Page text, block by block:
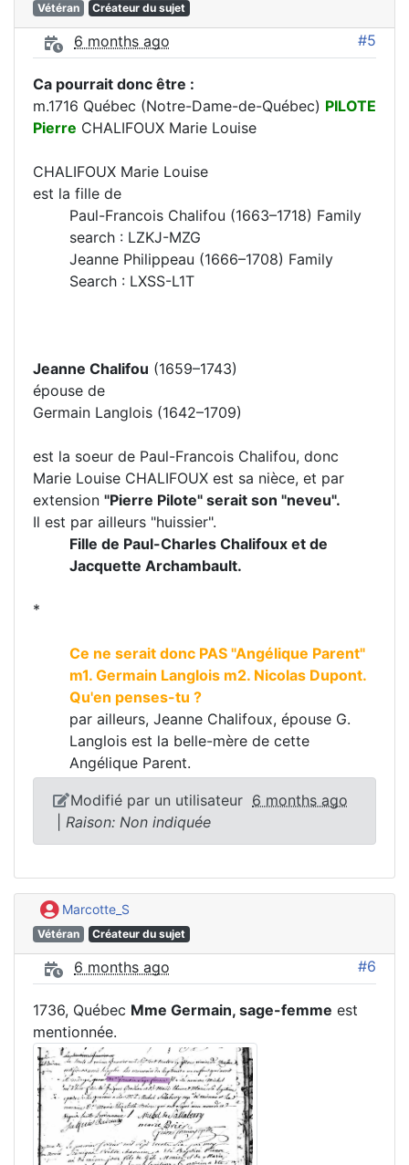
Vétéran Créateur du sujet
6 months ago #5
Ca pourrait donc être :
m.1716 Québec (Notre-Dame-de-Québec) PILOTE
Pierre CHALIFOUX Marie Louise
CHALIFOUX Marie Louise
est la fille de
Paul-Francois Chalifou (1663–1718) Family
search : LZKJ-MZG
Jeanne Philippeau (1666–1708) Family
Search : LXSS-L1T
Jeanne Chalifou (1659–1743)
épouse de
Germain Langlois (1642–1709)
est la soeur de Paul-Francois Chalifou, donc
Marie Louise CHALIFOUX est sa nièce, et par
extension "Pierre Pilote" serait son "neveu".
Il est par ailleurs "huissier".
Fille de Paul-Charles Chalifoux et de
Jacquette Archambault.
*
Ce ne serait donc PAS "Angélique Parent"
m1. Germain Langlois m2. Nicolas Dupont.
Qu'en penses-tu ?
par ailleurs, Jeanne Chalifoux, épouse G.
Langlois est la belle-mère de cette
Angélique Parent.
Modifié par un utilisateur 6 months ago
Raison: Non indiquée
Marcotte_S
Vétéran Créateur du sujet
6 months ago #6
1736, Québec Mme Germain, sage-femme est
mentionnée.